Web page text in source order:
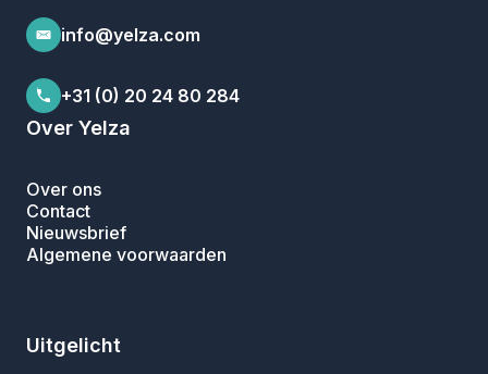
info@yelza.com
+31 (0) 20 24 80 284
Over Yelza
Over ons
Contact
Nieuwsbrief
Algemene voorwaarden
Uitgelicht